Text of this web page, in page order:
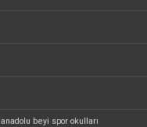
anadolu beyi spor okulları